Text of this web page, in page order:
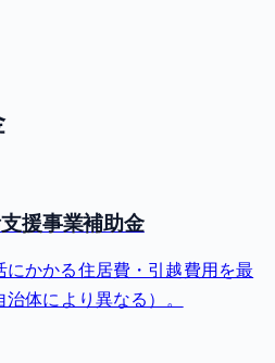
援事業補助金
にかかる住居費・引越費用を最
体により異なる）。